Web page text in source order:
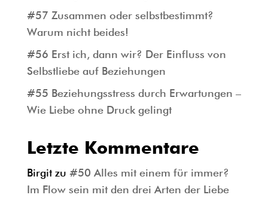
#57 Zusammen oder selbstbestimmt?
Warum nicht beides!
#56 Erst ich, dann wir? Der Einfluss von
Selbstliebe auf Beziehungen
#55 Beziehungsstress durch Erwartungen –
Wie Liebe ohne Druck gelingt
Letzte Kommentare
Birgitzu #50 Alles mit einem für immer?
Im Flow sein mit den drei Arten der Liebe